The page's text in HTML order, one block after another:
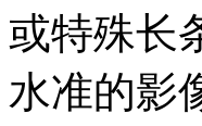
或特殊长
水准的影